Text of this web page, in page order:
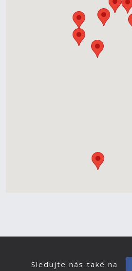
Sledujte nás také na